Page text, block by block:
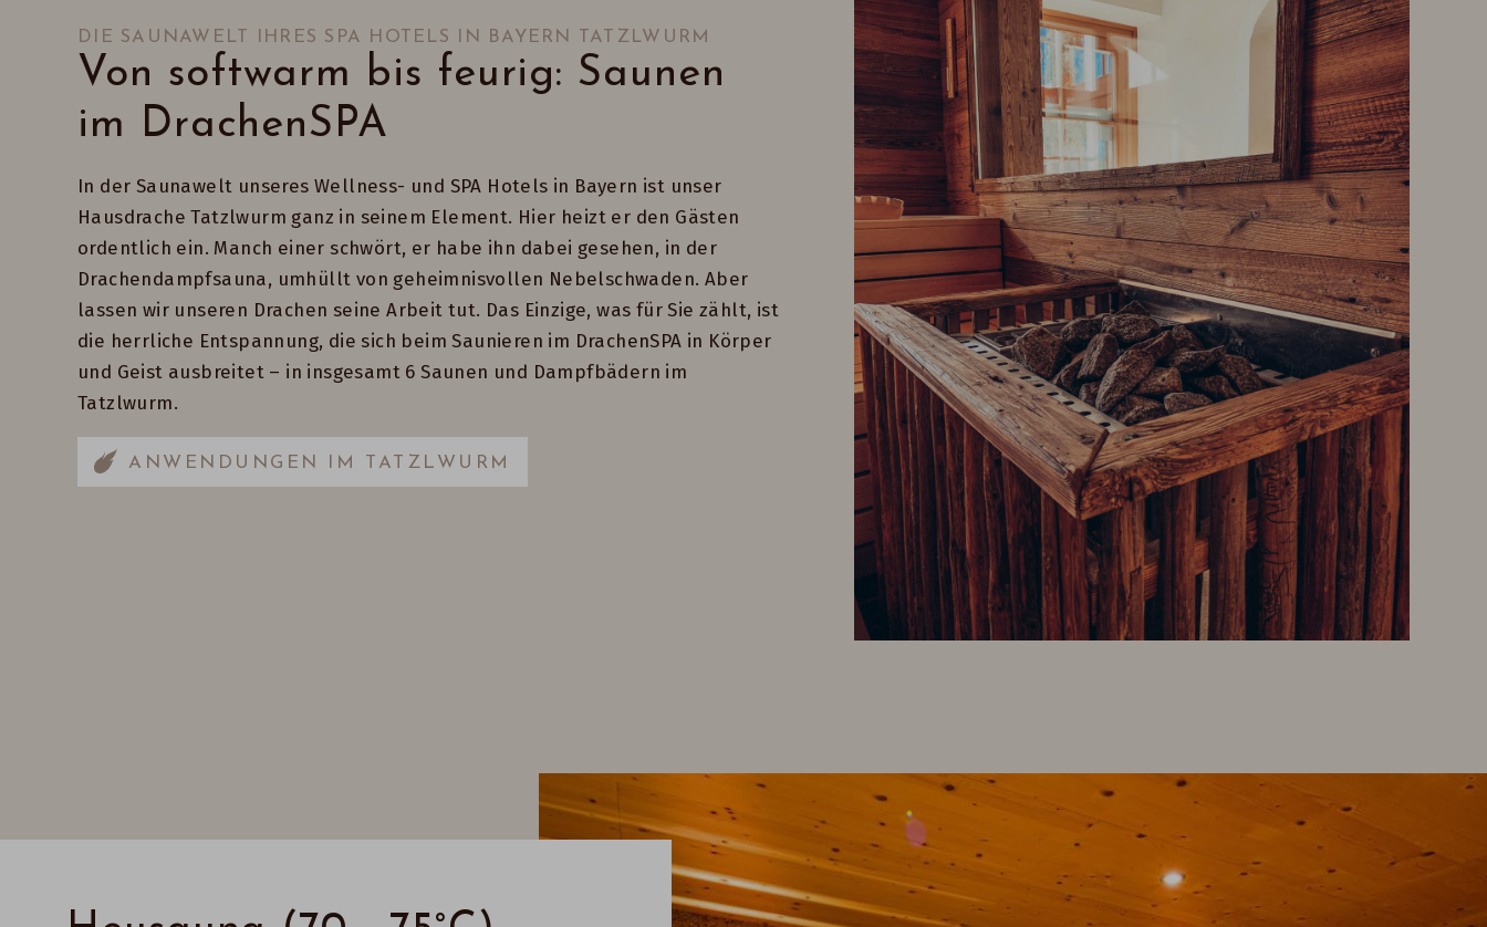
DIE SAUNAWELT IHRES SPA HOTELS IN BAYERN TATZLWURM
Von softwarm bis feurig: Saunen
im DrachenSPA
In der Saunawelt unseres Wellness- und SPA Hotels in Bayern ist unser
Hausdrache Tatzlwurm ganz in seinem Element. Hier heizt er den Gästen
ordentlich ein. Manch einer schwört, er habe ihn dabei gesehen, in der
Drachendampfsauna, umhüllt von geheimnisvollen Nebelschwaden. Aber
lassen wir unseren Drachen seine Arbeit tut. Das Einzige, was für Sie zählt, ist
die herrliche Entspannung, die sich beim Saunieren im DrachenSPA in Körper
und Geist ausbreitet – in insgesamt 6 Saunen und Dampfbädern im
Tatzlwurm.
ANWENDUNGEN IM TATZLWURM